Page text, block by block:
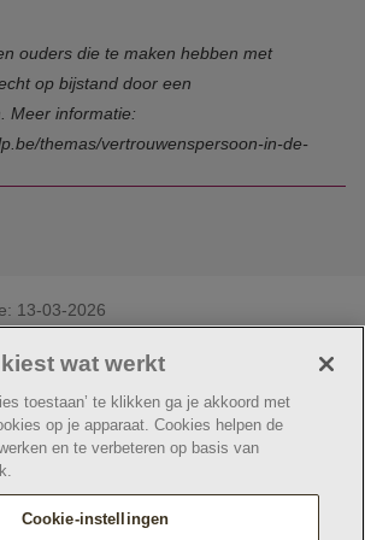
ouders die te maken hebben met
op bijstand door een
Meer informatie:
themas/vertrouwenspersoon-in-de-
13-03-2026
Privacybeleid
wat werkt
toestaan’ te klikken ga je akkoord met
op je apparaat. Cookies helpen de
en te verbeteren op basis van
Cookie-instellingen